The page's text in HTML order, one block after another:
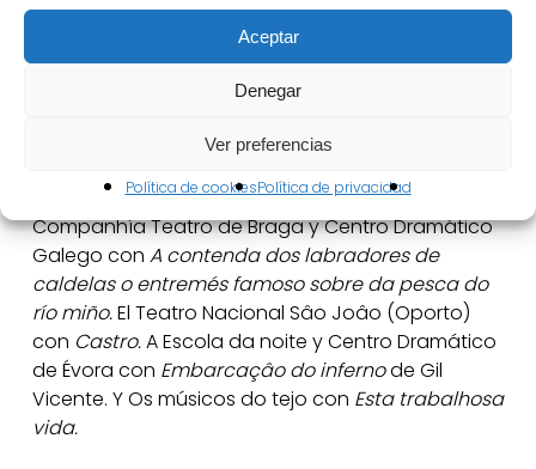
Aceptar
Denegar
Ver preferencias
Política de cookiesPolítica de privacidad
por su aportación patrimonial y su importancia
durante los siglos XVI y XVII, en todos los aspectos,
pero con especial atención a la cultura literaria y
través del talento artístico contemporáneo.
Nos han acompañado en el Festival la
Companhía Teatro de Braga y Centro Dramático
Galego con A contenda dos labradores de
caldelas o entremés famoso sobre da pesca do
río miño.El Teatro Nacional Sâo Joâo (Oporto)
con Castro.A Escola da noite y Centro Dramático
de Évora con Embarcaçâo do infernode Gil
Vicente. Y Os músicos do tejo con Esta trabalhosa
vida.